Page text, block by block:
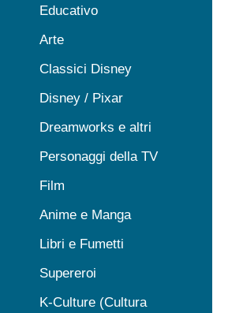
Educativo
Arte
Classici Disney
Disney / Pixar
Dreamworks e altri
Personaggi della TV
Film
Anime e Manga
Libri e Fumetti
Supereroi
K-Culture (Cultura